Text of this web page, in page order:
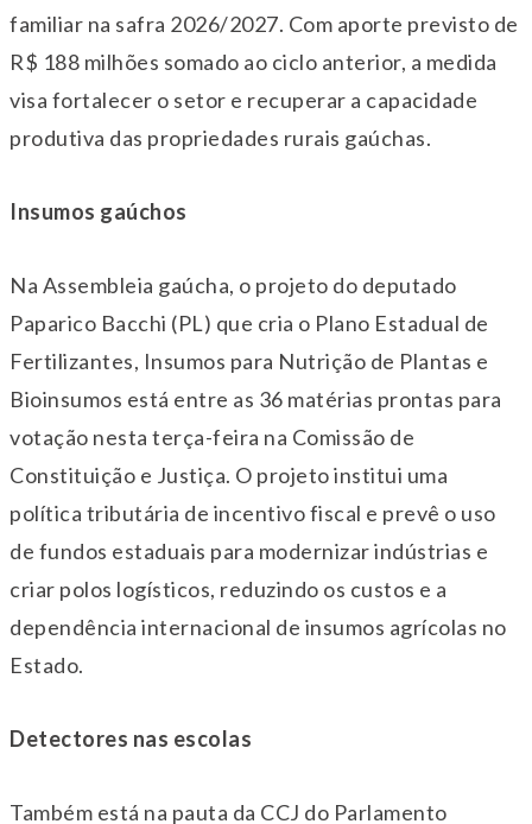
familiar na safra 2026/2027. Com aporte previsto de
R$ 188 milhões somado ao ciclo anterior, a medida
visa fortalecer o setor e recuperar a capacidade
produtiva das propriedades rurais gaúchas.
Insumos gaúchos
Na Assembleia gaúcha, o projeto do deputado
Paparico Bacchi (PL) que cria o Plano Estadual de
Fertilizantes, Insumos para Nutrição de Plantas e
Bioinsumos está entre as 36 matérias prontas para
votação nesta terça-feira na Comissão de
Constituição e Justiça. O projeto institui uma
política tributária de incentivo fiscal e prevê o uso
de fundos estaduais para modernizar indústrias e
criar polos logísticos, reduzindo os custos e a
dependência internacional de insumos agrícolas no
Estado.
Detectores nas escolas
Também está na pauta da CCJ do Parlamento